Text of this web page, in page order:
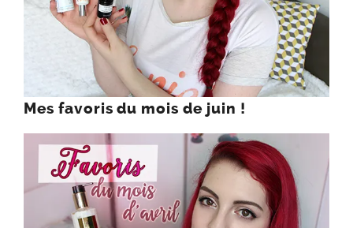
Mes favoris du mois de juin !